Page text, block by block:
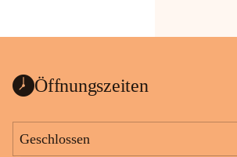
Öffnungszeiten
Geschlossen